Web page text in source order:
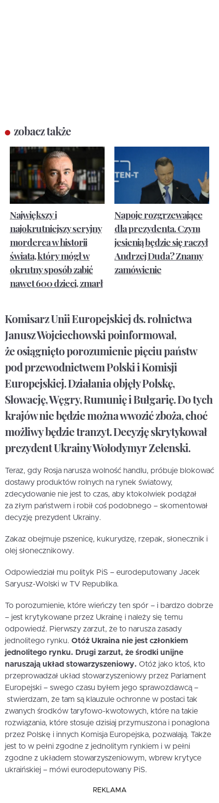
zobacz także
Największy i
najokrutniejszy seryjny
morderca w historii
świata, który mógł w
okrutny sposób zabić
nawet 600 dzieci, zmarł
Napoje rozgrzewające
dla prezydenta. Czym
jesienią będzie się raczył
Andrzej Duda? Znamy
zamówienie
Komisarz Unii Europejskiej ds. rolnictwa
Janusz Wojciechowski poinformował,
że osiągnięto porozumienie pięciu państw
pod przewodnictwem Polski i Komisji
Europejskiej. Działania objęły Polskę,
Słowację, Węgry, Rumunię i Bułgarię. Do tych
krajów nie będzie można wwozić zboża, choć
możliwy będzie tranzyt. Decyzję skrytykował
prezydent Ukrainy Wołodymyr Zełenski.
Teraz, gdy Rosja narusza wolność handlu, próbuje blokować
dostawy produktów rolnych na rynek światowy,
zdecydowanie nie jest to czas, aby ktokolwiek podążał
za złym państwem i robił coś podobnego – skomentował
decyzję prezydent Ukrainy.
Zakaz obejmuje pszenicę, kukurydzę, rzepak, słonecznik i
olej słonecznikowy.
Odpowiedział mu polityk PiS – eurodeputowany Jacek
Saryusz-Wolski w TV Republika.
To porozumienie, które wieńczy ten spór – i bardzo dobrze
– jest krytykowane przez Ukrainę i należy się temu
odpowiedź. Pierwszy zarzut, że to narusza zasady
jednolitego rynku. Otóż Ukraina nie jest członkiem
jednolitego rynku. Drugi zarzut, że środki unijne
naruszają układ stowarzyszeniowy. Otóż jako ktoś, kto
przeprowadzał układ stowarzyszeniowy przez Parlament
Europejski – swego czasu byłem jego sprawozdawcą –
stwierdzam, że tam są klauzule ochronne w postaci tak
zwanych środków taryfowo-kwotowych, które na takie
rozwiązania, które stosuje dzisiaj przymuszona i ponaglona
przez Polskę i innych Komisja Europejska, pozwalają. Także
jest to w pełni zgodne z jednolitym rynkiem i w pełni
zgodne z układem stowarzyszeniowym, wbrew krytyce
ukraińskiej – mówi eurodeputowany PiS.
REKLAMA